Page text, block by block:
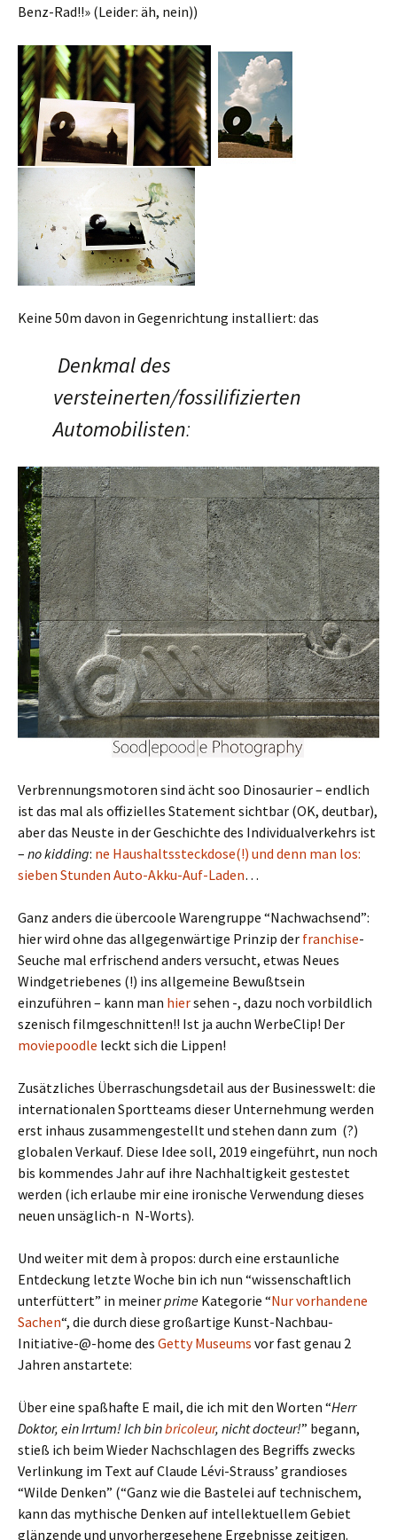
Benz-Rad!!» (Leider: äh, nein))
Keine 50m davon in Gegenrichtung installiert: das
Denkmal des
versteinerten/fossilifizierten
Automobilisten:
Verbrennungsmotoren sind ächt soo Dinosaurier – endlich
ist das mal als offizielles Statement sichtbar (OK, deutbar),
aber das Neuste in der Geschichte des Individualverkehrs ist
– no kidding: ne Haushaltssteckdose(!) und denn man los:
sieben Stunden Auto-Akku-Auf-Laden…
Ganz anders die übercoole Warengruppe “Nachwachsend”:
hier wird ohne das allgegenwärtige Prinzip der franchise-
Seuche mal erfrischend anders versucht, etwas Neues
Windgetriebenes (!) ins allgemeine Bewußtsein
einzuführen – kann man hiersehen -, dazu noch vorbildlich
szenisch filmgeschnitten!! Ist ja auchn WerbeClip! Der
moviepoodle leckt sich die Lippen!
Zusätzliches Überraschungsdetail aus der Businesswelt: die
internationalen Sportteams dieser Unternehmung werden
erst inhaus zusammengestellt und stehen dann zum (?)
globalen Verkauf. Diese Idee soll, 2019 eingeführt, nun noch
bis kommendes Jahr auf ihre Nachhaltigkeit gestestet
werden (ich erlaube mir eine ironische Verwendung dieses
neuen unsäglich-n N-Worts).
Und weiter mit dem à propos: durch eine erstaunliche
Entdeckung letzte Woche bin ich nun “wissenschaftlich
unterfüttert” in meinerprime Kategorie “Nur vorhandene
Sachen“, die durch diese großartige Kunst-Nachbau-
Initiative-@-home des Getty Museums vor fast genau 2
Jahren anstartete:
Über eine spaßhafte E mail, die ich mit den Worten “Herr
Doktor, ein Irrtum! Ich binbricoleur, nicht docteur!” begann,
stieß ich beim Wieder Nachschlagen des Begriffs zwecks
Verlinkung im Text auf Claude Lévi-Strauss’ grandioses
“Wilde Denken” (“Ganz wie die Bastelei auf technischem,
kann das mythische Denken auf intellektuellem Gebiet
glänzende und unvorhergesehene Ergebnisse zeitigen.